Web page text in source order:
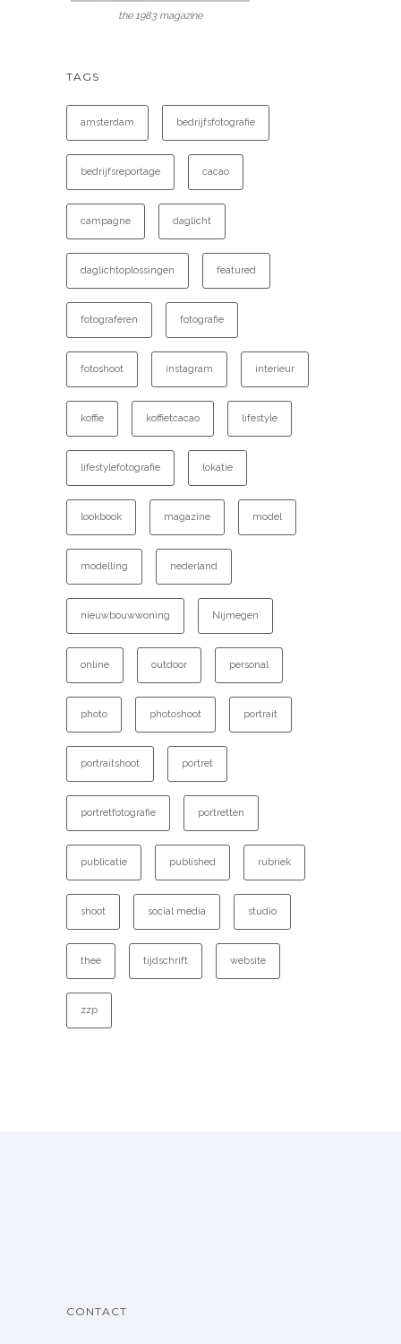
the 1983 magazine
TAGS
amsterdam bedrijfsfotografie
bedrijfsreportage cacao
campagne daglicht
daglichtoplossingen featured
fotograferen fotografie
fotoshoot instagram interieur
koffie koffietcacao lifestyle
lifestylefotografie lokatie
lookbook magazine model
modelling nederland
nieuwbouwwoning Nijmegen
online outdoor personal
photo photoshoot portrait
portraitshoot portret
portretfotografie portretten
publicatie published rubriek
shoot social media studio
thee tijdschrift website
zzp
CONTACT